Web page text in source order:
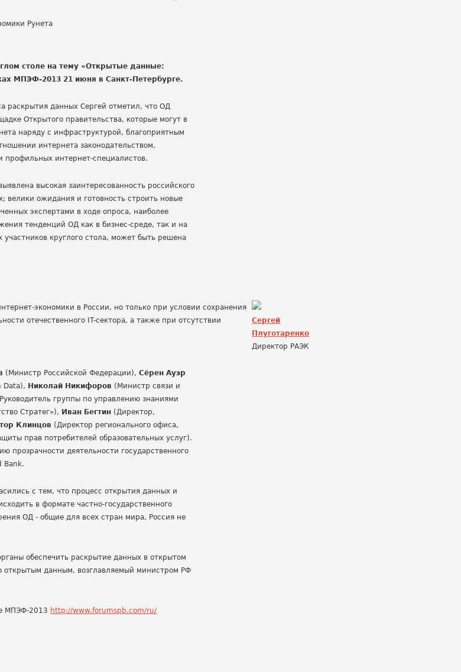
столе на тему «Открытые данные:
МПЭФ-2013 21 июня в Санкт-Петербурге.
раскрытия данных Сергей отметил, что ОД
Открытого правительства, которые могут в
наряду с инфраструктурой, благоприятным
интернета законодательством,
профильных интернет-специалистов.
высокая заинтересованность российского
велики ожидания и готовность строить новые
экспертами в ходе опроса, наиболее
тенденций ОД как в бизнес-среде, так и на
участников круглого стола, может быть решена
экономики в России, но только при условии сохранения
отечественного IT-сектора, а также при отсутствии
Сергей
Плуготаренко
Директор РАЭК
(Министр Российской Федерации),Сёрен Ауэр
Data), Николай Никифоров (Министр связи и
группы по управлению знаниями
Стратег»), Иван Бегтин (Директор,
Клинцов (Директор регионального офиса,
прав потребителей образовательных услуг).
прозрачности деятельности государственного
Bank.
с тем, что процесс открытия данных и
в формате частно-государственного
ОД - общие для всех стран мира, Россия не
обеспечить раскрытие данных в открытом
открытым данным, возглавляемый министром РФ
МПЭФ-2013 http://www.forumspb.com/ru/